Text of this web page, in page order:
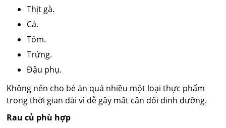
Thịt gà.
Cá.
Tôm.
Trứng.
Đậu phụ.
Không nên cho bé ăn quá nhiều một loại thực phẩm
trong thời gian dài vì dễ gây mất cân đối dinh dưỡng.
Rau củ phù hợp